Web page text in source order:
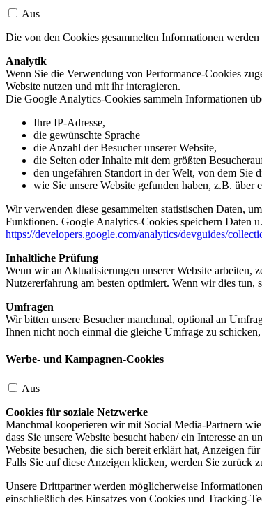
Aus
Die von den Cookies gesammelten Informationen
Analytik
Wenn Sie die Verwendung von Performance-Cookies
Website nutzen und mit ihr interagieren.
Die Google Analytics-Cookies sammeln Informationen
Ihre IP-Adresse,
die gewünschte Sprache
die Anzahl der Besucher unserer Website,
die Seiten oder Inhalte mit dem größten
den ungefähren Standort in der Welt, von dem Sie
wie Sie unsere Website gefunden haben, z.B.
Wir verwenden diese gesammelten statistischen Daten,
Funktionen. Google Analytics-Cookies speichern Daten
https://developers.google.com/analytics/devguides/
Inhaltliche Prüfung
Wenn wir an Aktualisierungen unserer Website arbeiten,
Nutzererfahrung am besten optimiert. Wenn wir dies
Umfragen
Wir bitten unsere Besucher manchmal, optional an
Ihnen nicht noch einmal die gleiche Umfrage zu
Werbe- und Kampagnen-Cookies
Aus
Cookies für soziale Netzwerke
Manchmal kooperieren wir mit Social Media-Partnern
dass Sie unsere Website besucht haben/ ein Interesse an
Website besuchen, die sich bereit erklärt hat, Anzeigen
Falls Sie auf diese Anzeigen klicken, werden Sie zurück
Unsere Drittpartner werden möglicherweise
einschließlich des Einsatzes von Cookies und Tracking-